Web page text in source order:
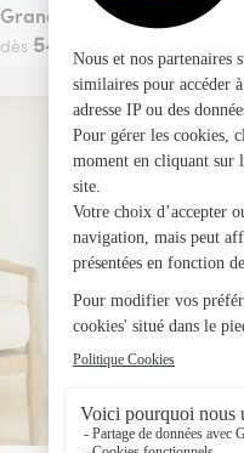
Grand Calamondin
dès 54,95€